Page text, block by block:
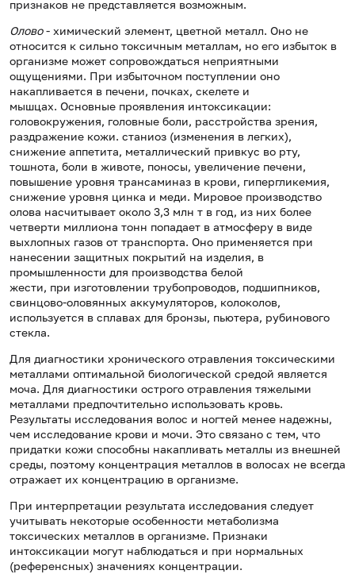
признаков не представляется возможным.
Олово- химический элемент, цветной металл. Оно не
относится к сильно токсичным металлам, но его избыток в
организме может сопровождаться неприятными
ощущениями. При избыточном поступлении оно
накапливается в печени, почках, скелете и
мышцах. Основные проявления интоксикации:
головокружения, головные боли, расстройства зрения,
раздражение кожи. станиоз (изменения в легких),
снижение аппетита, металлический привкус во рту,
тошнота, боли в животе, поносы, увеличение печени,
повышение уровня трансаминаз в крови, гипергликемия,
снижение уровня цинка и меди. Мировое производство
олова насчитывает около 3,3 млн т в год, из них более
четверти миллиона тонн попадает в атмосферу в виде
выхлопных газов от транспорта. Оно применяется при
нанесении защитных покрытий на изделия, в
промышленности для производства белой
жести, при изготовлении трубопроводов, подшипников,
свинцово-оловянных аккумуляторов, колоколов,
используется в сплавах для бронзы, пьютера, рубинового
стекла.
Для диагностики хронического отравления токсическими
металлами оптимальной биологической средой является
моча. Для диагностики острого отравления тяжелыми
металлами предпочтительно использовать кровь.
Результаты исследования волос и ногтей менее надежны,
чем исследование крови и мочи. Это связано с тем, что
придатки кожи способны накапливать металлы из внешней
среды, поэтому концентрация металлов в волосах не всегда
отражает их концентрацию в организме.
При интерпретации результата исследования следует
учитывать некоторые особенности метаболизма
токсических металлов в организме. Признаки
интоксикации могут наблюдаться и при нормальных
(референсных) значениях концентрации.